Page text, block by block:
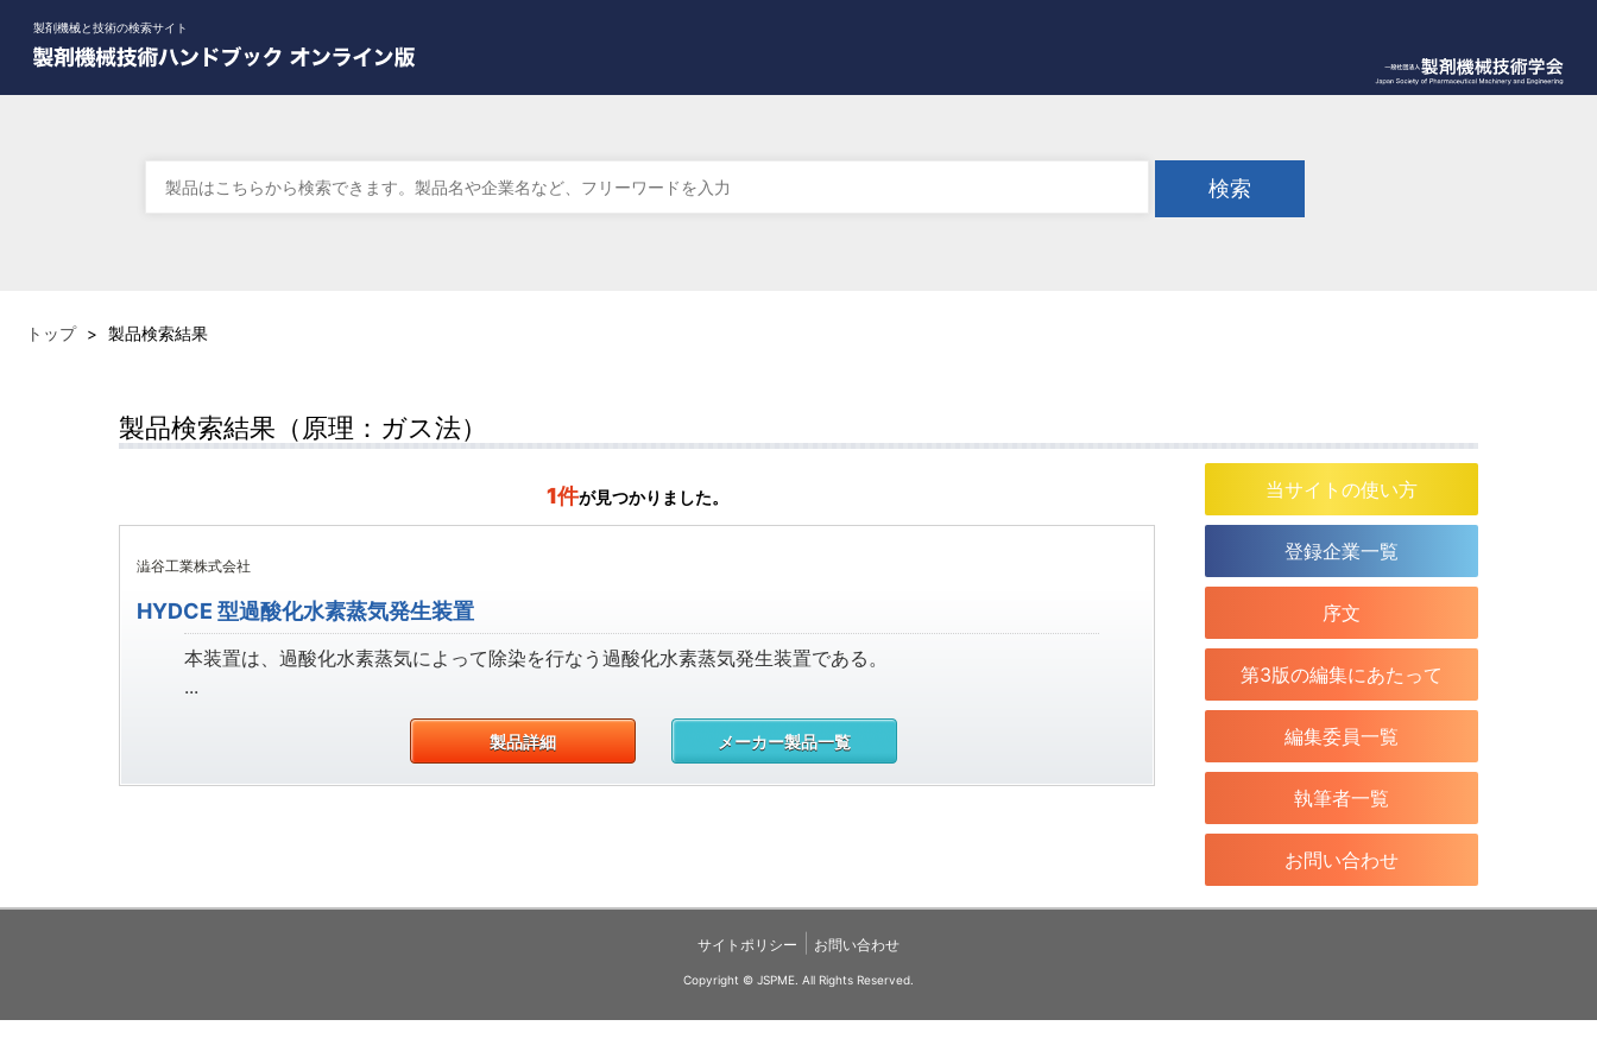
製剤機械と技術の検索サイト
検索
トップ > 製品検索結果
製品検索結果（原理：ガス法）
1件が見つかりました。
澁谷工業株式会社
HYDCE 型過酸化水素蒸気発生装置
本装置は、過酸化水素蒸気によって除染を行なう過酸化水素蒸気発生装置である。
...
製品詳細 メーカー製品一覧
当サイトの使い方
登録企業一覧
序文
第3版の編集にあたって
編集委員一覧
執筆者一覧
お問い合わせ
サイトポリシー お問い合わせ
Copyright © JSPME. All Rights Reserved.